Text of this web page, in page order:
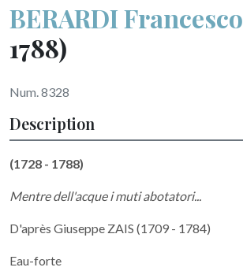
BERARDI Francesco
1788)
Num. 8328
Description
(1728 - 1788)
Mentre dell'acque i muti abotatori...
D'après Giuseppe ZAIS (1709 - 1784)
Eau-forte